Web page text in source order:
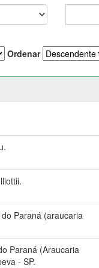
Ordenar
Paraná (araucaria
Paraná (Araucaria
- SP.